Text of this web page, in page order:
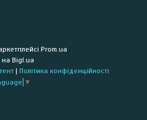
Prom.ua
Bigl.ua
| Політика конфіденційності
▼